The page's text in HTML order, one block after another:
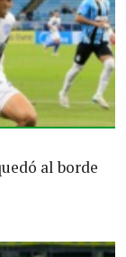
al borde